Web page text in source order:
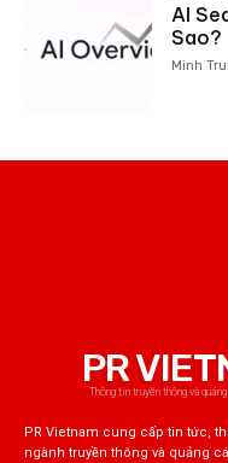
AI
Sao?
Minh
PR
Thông tin truyền thông và
PR Vietnam cung cấp tin tức,
ngành truyền thông và quảng